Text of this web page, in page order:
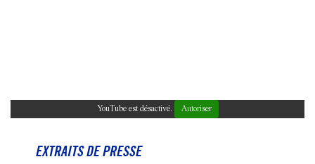
YouTube est désactivé. Autoriser
EXTRAITS DE PRESSE